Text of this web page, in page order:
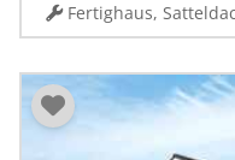
Fertighaus,